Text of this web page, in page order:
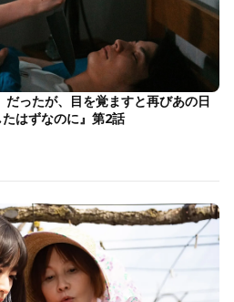
ったが、目を覚ますと再びあの日
はずなのに』第2話